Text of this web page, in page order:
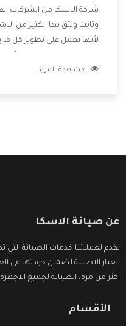
شركة الاسكا من الشركات
وثابت ويثق بها الكثير من
لأنها تعمل على تطوير كل ما
وتقدم للعملاء أقوى
مشاهدة المزيد
عن صيانة الاسكا
نقدم لعملائنا خدمات الصيانة
الغيار الاصلية لضمان جودتها
اكثر من مرة، الصيانة لجميع
الأقسام